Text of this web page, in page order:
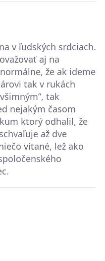
v ľudských srdciach.
aj na
že ak ideme
tak v rukách
tak
nejakým časom
ktorý odhalil, že
až dve
vítané, lež ako